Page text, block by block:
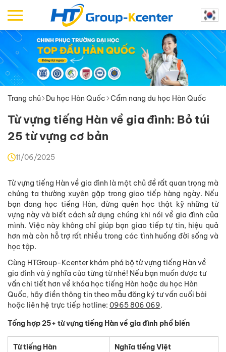
Trang chủ Du học Hàn Quốc Cẩm nang du học Hàn Quốc
Từ vựng tiếng Hàn về gia đình: Bỏ túi
25 từ vựng cơ bản
11/06/2025
Từ vựng tiếng Hàn về gia đình là một chủ đề rất quan trọng mà
chúng ta thường xuyên gặp trong giao tiếp hàng ngày. Nếu
bạn đang học tiếng Hàn, đừng quên học thật kỹ những từ
vựng này và biết cách sử dụng chúng khi nói về gia đình của
mình. Việc này không chỉ giúp bạn giao tiếp tự tin, hiệu quả
hơn mà còn hỗ trợ rất nhiều trong các tình huống đời sống và
học tập.
Cùng HTGroup-Kcenter khám phá bộ từ vựng tiếng Hàn về
gia đình và ý nghĩa của từng từ nhé! Nếu bạn muốn được tư
vấn chi tiết hơn về khóa học tiếng Hàn hoặc du học Hàn
Quốc, hãy điền thông tin theo mẫu đăng ký tư vấn cuối bài
hoặc liên hệ trực tiếp hotline: 0965 806 069.
Tổng hợp 25+ từ vựng tiếng Hàn về gia đình phổ biến
Từ tiếng Hàn Nghĩa tiếng Việt